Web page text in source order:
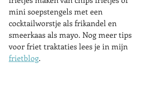
mini soepstengels met een
cocktailworstje als frikandel en
smeerkaas als mayo. Nog meer tips
voor friet traktaties lees je in mijn
frietblog.